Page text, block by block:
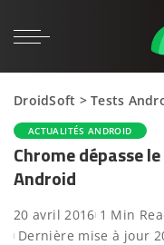
DroidSoft >Tests Android
ACTUALITÉS ANDROID
Chrome dépasse
Android
20 avril 2016 1 Min
Dernière mise à jour